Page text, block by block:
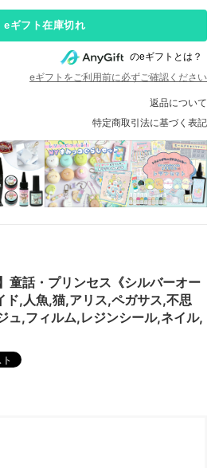
eギフト在庫切れ
のeギフトとは？
eギフトをご利用前に必ずご確認ください
返品について
特定商取引法に基づく表記
童話・プリンセス《シルバーオー
ド,人魚,猫,アリス,ペガサス,不思
ュ,フィルム,レジンシール,ネイル,